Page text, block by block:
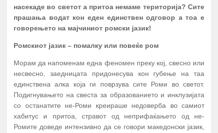
насекаде во светот а притоа немаме територија? Сите
прашања водат кон еден единствен одговор а тоа е
говорењето на мајчиниот ромски јазик!
Ромскиот јазик – помалку или повеќе ром
Морам да напоменам една феномен преку кој, свесно или
несвесно, заедницата придонесува кон губење на таа
единствена алка која ги поврзува сите Роми во светот.
Подигнувањето на свеста за образованието и инклузијата
со останатите не-Роми креираше недоверба во самиот
хабитус и притоа, стравот од неприфаќањето од не-
Ромите доведе интензивно да се говори македонски јазик,